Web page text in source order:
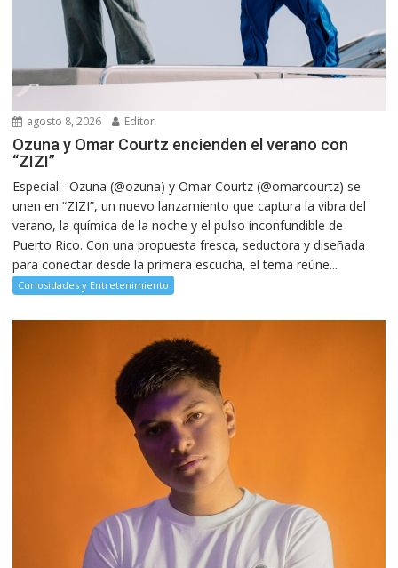
agosto 8, 2026 Editor
Ozuna y Omar Courtz encienden el verano con
“ZIZI”
Especial.- Ozuna (@ozuna) y Omar Courtz (@omarcourtz) se
unen en “ZIZI”, un nuevo lanzamiento que captura la vibra del
verano, la química de la noche y el pulso inconfundible de
Puerto Rico. Con una propuesta fresca, seductora y diseñada
para conectar desde la primera escucha, el tema reúne...
Curiosidades y Entretenimiento